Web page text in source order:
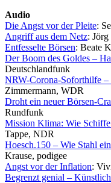
Audio
Die Angst vor der Pleite:
Angriff aus dem Netz:
Entfesselte Börsen: Beate
Der Boom des Goldes –
Deutschlandfunk
NRW-Corona-Soforthilfe –
Zimmermann, WDR
Droht ein neuer Börsen-
Rundfunk
Mission Klima: Wie
Tappe, NDR
Hoesch.150 – Wie Stahl
Krause, podigee
Angst vor der Inflation:
Begrenzt genial –